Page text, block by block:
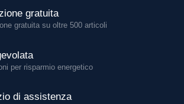
gratuita
gratuita su oltre 500 articoli
per risparmio energetico
di assistenza